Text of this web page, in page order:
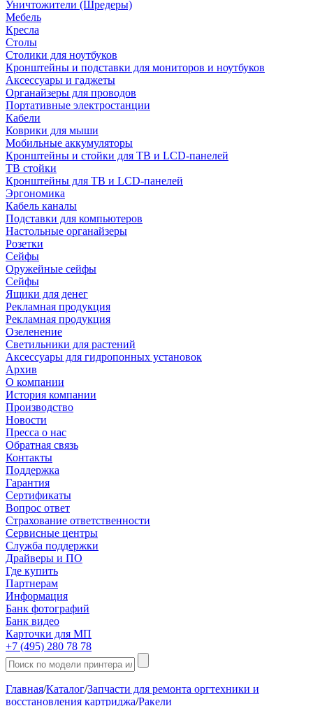
Уничтожители (Шредеры)
Мебель
Кресла
Столы
Столики для ноутбуков
Кронштейны и подставки для мониторов и ноутбуков
Аксессуары и гаджеты
Органайзеры для проводов
Портативные электростанции
Кабели
Коврики для мыши
Мобильные аккумуляторы
Кронштейны и стойки для ТВ и LCD-панелей
ТВ стойки
Кронштейны для ТВ и LCD-панелей
Эргономика
Кабель каналы
Подставки для компьютеров
Настольные органайзеры
Розетки
Сейфы
Оружейные сейфы
Сейфы
Ящики для денег
Рекламная продукция
Рекламная продукция
Озеленение
Светильники для растений
Аксессуары для гидропонных установок
Архив
О компании
История компании
Производство
Новости
Пресса о нас
Обратная связь
Контакты
Поддержка
Гарантия
Сертификаты
Вопрос ответ
Страхование ответственности
Сервисные центры
Служба поддержки
Драйверы и ПО
Где купить
Партнерам
Информация
Банк фотографий
Банк видео
Карточки для МП
+7 (495) 280 78 78
Главная/Каталог/Запчасти для ремонта оргтехники и
восстановления картриджа/Ракели